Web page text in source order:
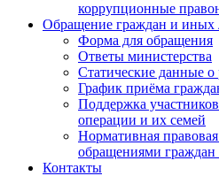
коррупционные
Обращение граждан и иных
Форма для обращения
Ответы министерства
Статические данные
График приёма
Поддержка
операции и их семей
Нормативная правовая
обращениями граждан
Контакты